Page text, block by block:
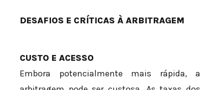
DESAFIOS E CRÍTICAS À ARBITRAGEM
CUSTO E ACESSO
Embora potencialmente mais rápida, a